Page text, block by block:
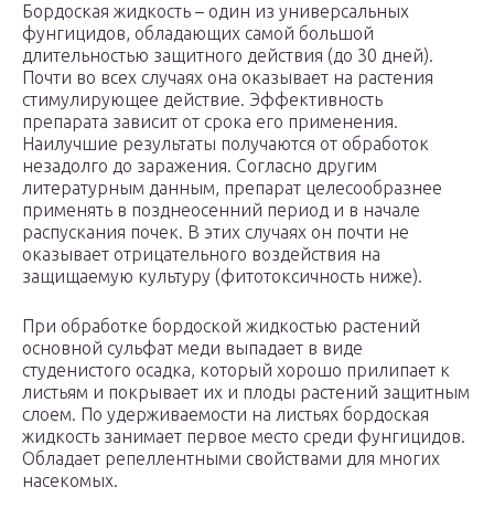
Бордоская жидкость – один из универсальных
фунгицидов, обладающих самой большой
длительностью защитного действия (до 30 дней).
Почти во всех случаях она оказывает на растения
стимулирующее действие. Эффективность
препарата зависит от срока его применения.
Наилучшие результаты получаются от обработок
незадолго до заражения. Согласно другим
литературным данным, препарат целесообразнее
применять в позднеосенний период и в начале
распускания почек. В этих случаях он почти не
оказывает отрицательного воздействия на
защищаемую культуру (фитотоксичность ниже).
При обработке бордоской жидкостью растений
основной сульфат меди выпадает в виде
студенистого осадка, который хорошо прилипает к
листьям и покрывает их и плоды растений защитным
слоем. По удерживаемости на листьях бордоская
жидкость занимает первое место среди фунгицидов.
Обладает репеллентными свойствами для многих
насекомых.